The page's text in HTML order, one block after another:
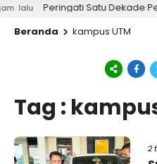
Peringati Satu Dekade
Beranda
kampus UTM
Tag :
2